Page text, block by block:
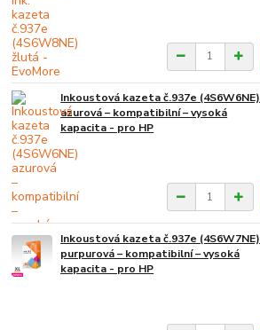
Inkoustová kazeta č.937e (4S6W6NE)
azurová – kompatibilní – vysoká
kapacita - pro HP
Inkoustová kazeta č.937e (4S6W7NE)
purpurová – kompatibilní – vysoká
kapacita - pro HP